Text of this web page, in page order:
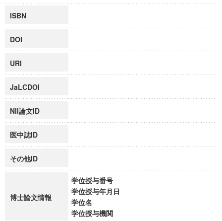
ISBN
DOI
URI
JaLCDOI
NII論文ID
医中誌ID
その他ID
博士論文情報
学位授与番号
学位授与年月日
学位名
学位授与機関